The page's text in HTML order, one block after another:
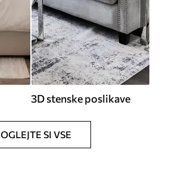
3D stenske poslikave
OGLEJTE SI VSE